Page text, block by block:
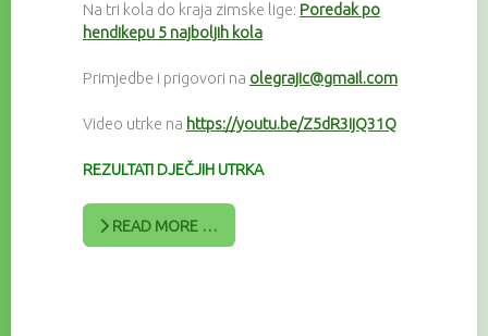
Na tri kola do kraja zimske lige: Poredak po
hendikepu 5 najboljih kola
Primjedbe i prigovori na olegrajic@gmail.com
Video utrke na https://youtu.be/Z5dR3IjQ31Q
REZULTATI DJEČJIH UTRKA
READ MORE …